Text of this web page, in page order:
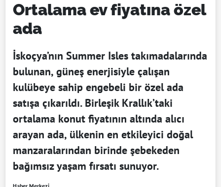
Ortalama ev fiyatına özel
ada
İskoçya’nın Summer Isles takımadalarında
bulunan, güneş enerjisiyle çalışan
kulübeye sahip engebeli bir özel ada
satışa çıkarıldı. Birleşik Krallık’taki
ortalama konut fiyatının altında alıcı
arayan ada, ülkenin en etkileyici doğal
manzaralarından birinde şebekeden
bağımsız yaşam fırsatı sunuyor.